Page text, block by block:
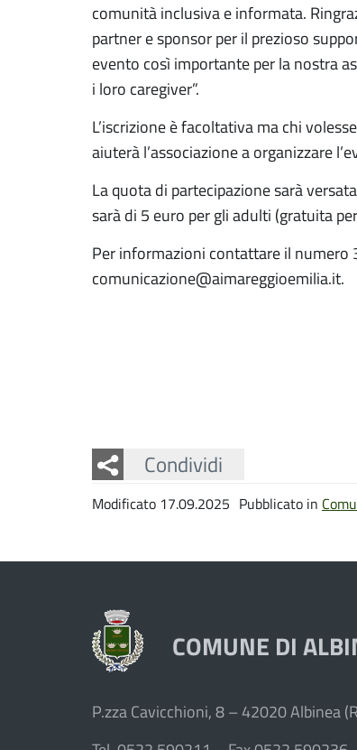
comunità inclusiva e informata.
partner e sponsor per il prezioso
evento così importante per la nostra
i loro caregiver”.
L’iscrizione è facoltativa ma chi
aiuterà l’associazione a organizzare
La quota di partecipazione sarà
sarà di 5 euro per gli adulti (gratuita
Per informazioni contattare il numero
comunicazione@aimareggioemilia.it.
Condividi
Facebook
Twitter
Whatsapp
Modificato 17.09.2025 Pubblicato in
COMUNE DI
P.zza Cavicchioni, 8 – 42020 Albinea